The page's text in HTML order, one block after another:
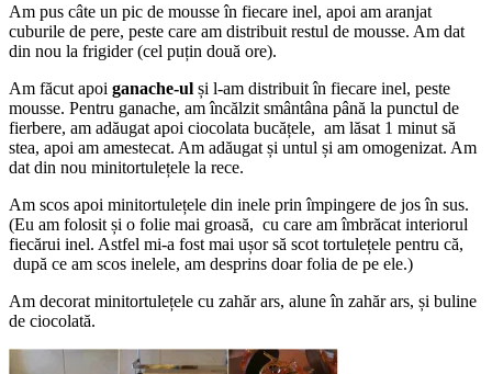
Am pus câte un pic de mousse în fiecare inel, apoi am aranjat
cuburile de pere, peste care am distribuit restul de mousse. Am dat
din nou la frigider (cel puțin două ore).
Am făcut apoi ganache-ul și l-am distribuit în fiecare inel, peste
mousse. Pentru ganache, am încălzit smântâna până la punctul de
fierbere, am adăugat apoi ciocolata bucățele, am lăsat 1 minut să
stea, apoi am amestecat. Am adăugat și untul și am omogenizat. Am
dat din nou minitortulețele la rece.
Am scos apoi minitortulețele din inele prin împingere de jos în sus.
(Eu am folosit și o folie mai groasă, cu care am îmbrăcat interiorul
fiecărui inel. Astfel mi-a fost mai ușor să scot tortulețele pentru că,
după ce am scos inelele, am desprins doar folia de pe ele.)
Am decorat minitortulețele cu zahăr ars, alune în zahăr ars, și buline
de ciocolată.